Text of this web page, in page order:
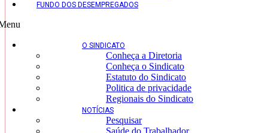
FUNDO DOS DESEMPREGADOS
O SINDICATO
Conheça a Diretoria
Conheça o Sindicato
Estatuto do Sindicato
Politica de privacidade
Regionais do Sindicato
NOTÍCIAS
Pesquisar